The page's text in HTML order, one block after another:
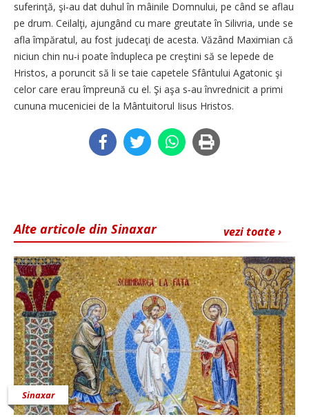
suferinţă, şi‑au dat duhul în mâinile Domnului, pe când se aflau
pe drum. Ceilalţi, ajungând cu mare greutate în Silivria, unde se
afla împăratul, au fost judecaţi de acesta. Văzând Maximian că
niciun chin nu‑i poate îndupleca pe creştini să se lepede de
Hristos, a poruncit să li se taie capetele Sfântului Agatonic şi
celor care erau împreună cu el. Şi aşa s‑au învrednicit a primi
cununa muceniciei de la Mântuitorul Iisus Hristos.
vezi toate ›
Alte articole din Sinaxar
Sinaxar